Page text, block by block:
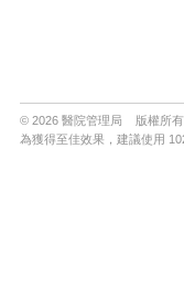
© 2026 醫院管理局 版權所
為獲得至佳效果，建議使用